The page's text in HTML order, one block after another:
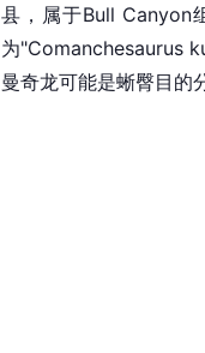
县 ，属于Bull
为"Comanchesaurus
曼奇龙可能是蜥臀目的